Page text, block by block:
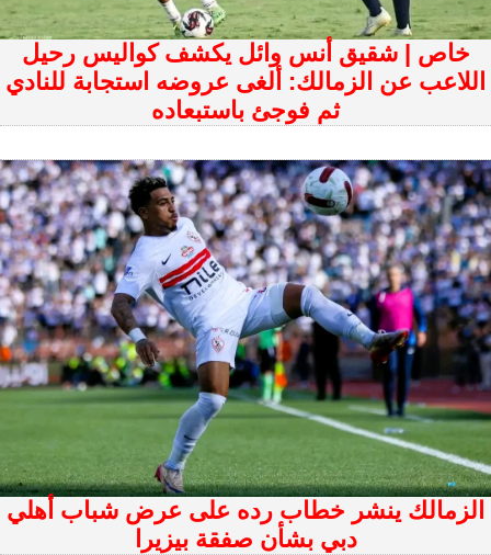
خاص | شقيق أنس وائل يكشف كواليس رحيل
اللاعب عن الزمالك: ألغى عروضه استجابة للنادي
ثم فوجئ باستبعاده
الزمالك ينشر خطاب رده على عرض شباب أهلي
دبي بشأن صفقة بيزيرا